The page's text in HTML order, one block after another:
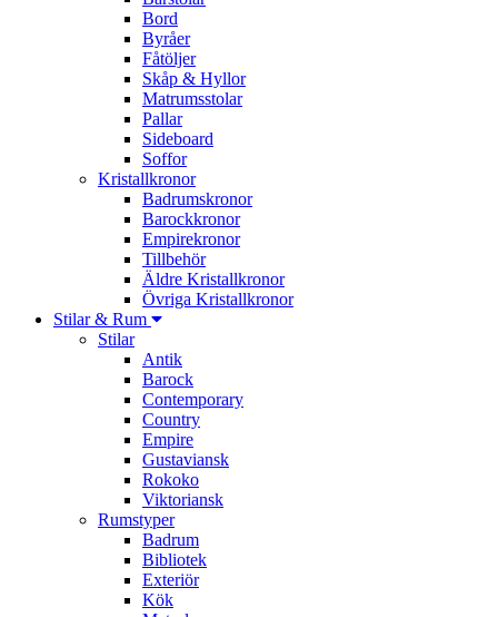
Bord
Byråer
Fåtöljer
Skåp & Hyllor
Matrumsstolar
Pallar
Sideboard
Soffor
Kristallkronor
Badrumskronor
Barockkronor
Empirekronor
Tillbehör
Äldre Kristallkronor
Övriga Kristallkronor
Stilar & Rum
Stilar
Antik
Barock
Contemporary
Country
Empire
Gustaviansk
Rokoko
Viktoriansk
Rumstyper
Badrum
Bibliotek
Exteriör
Kök